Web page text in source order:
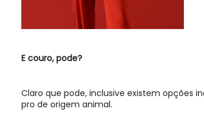
E couro, pode?
Claro que pode, inclusive existem opções
pro de origem animal.